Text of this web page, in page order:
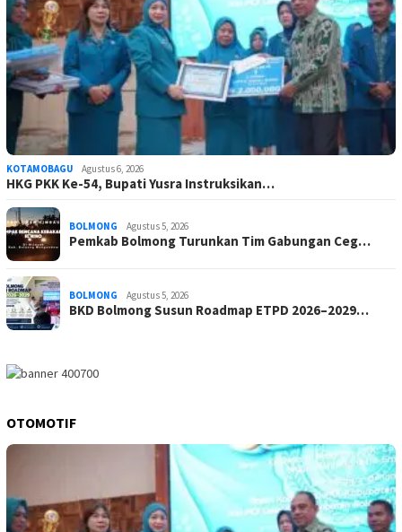
KOTAMOBAGU Agustus 6, 2026
HKG PKK Ke-54, Bupati Yusra Instruksikan…
BOLMONG Agustus 5, 2026
Pemkab Bolmong Turunkan Tim Gabungan Ceg…
BOLMONG Agustus 5, 2026
BKD Bolmong Susun Roadmap ETPD 2026–2029…
OTOMOTIF